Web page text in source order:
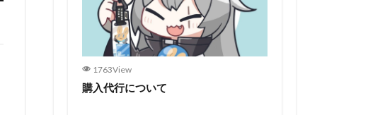
1763View
購入代行について